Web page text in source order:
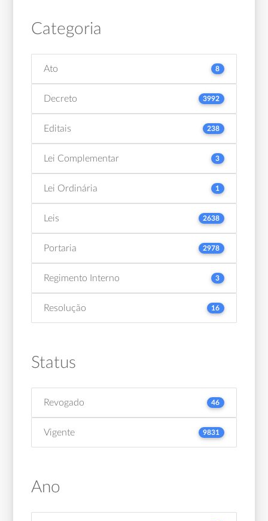
Categoria
Ato 8
Decreto 3992
Editais 238
Lei Complementar 3
Lei Ordinária 1
Leis 2638
Portaria 2978
Regimento Interno 3
Resolução 16
Status
Revogado 46
Vigente 9831
Ano